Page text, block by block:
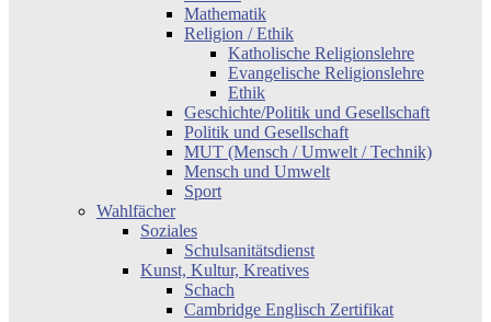
Mathematik
Religion / Ethik
Katholische Religionslehre
Evangelische Religionslehre
Ethik
Geschichte/Politik und Gesellschaft
Politik und Gesellschaft
MUT (Mensch / Umwelt / Technik)
Mensch und Umwelt
Sport
Wahlfächer
Soziales
Schulsanitätsdienst
Kunst, Kultur, Kreatives
Schach
Cambridge Englisch Zertifikat